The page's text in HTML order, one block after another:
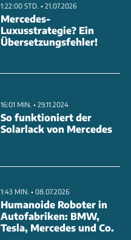
1:22:00 STD. • 21.07.2026
Mercedes-
Luxusstrategie? Ein
Übersetzungsfehler!
16:01 MIN. • 29.11.2024
So funktioniert der
Solarlack von Mercedes
1:43 MIN. • 08.07.2026
Humanoide Roboter in
Autofabriken: BMW,
Tesla, Mercedes und Co.